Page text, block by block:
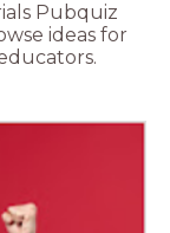
Pubquiz
ideas for